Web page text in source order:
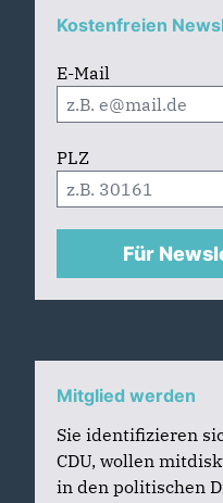
Kostenfreien
E-Mail
PLZ
Für
Mitglied werden
Sie identifizieren
CDU, wollen
in den politischen